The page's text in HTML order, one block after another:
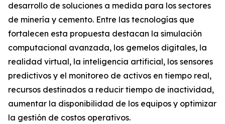
desarrollo de soluciones a medida para los sectores
de minería y cemento. Entre las tecnologías que
fortalecen esta propuesta destacan la simulación
computacional avanzada, los gemelos digitales, la
realidad virtual, la inteligencia artificial, los sensores
predictivos y el monitoreo de activos en tiempo real,
recursos destinados a reducir tiempo de inactividad,
aumentar la disponibilidad de los equipos y optimizar
la gestión de costos operativos.